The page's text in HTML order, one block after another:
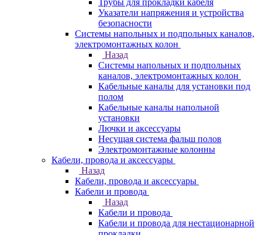
Трубы для прокладки кабеля
Указатели напряжения и устройства
безопасности
Системы напольных и подпольных каналов,
электромонтажных колон
Назад
Системы напольных и подпольных
каналов, электромонтажных колон
Кабельные каналы для установки под
полом
Кабельные каналы напольной
установки
Лючки и аксессуары
Несущая система фальш полов
Электромонтажные колонны
Кабели, провода и аксессуары
Назад
Кабели, провода и аксессуары
Кабели и провода
Назад
Кабели и провода
Кабели и провода для нестационарной